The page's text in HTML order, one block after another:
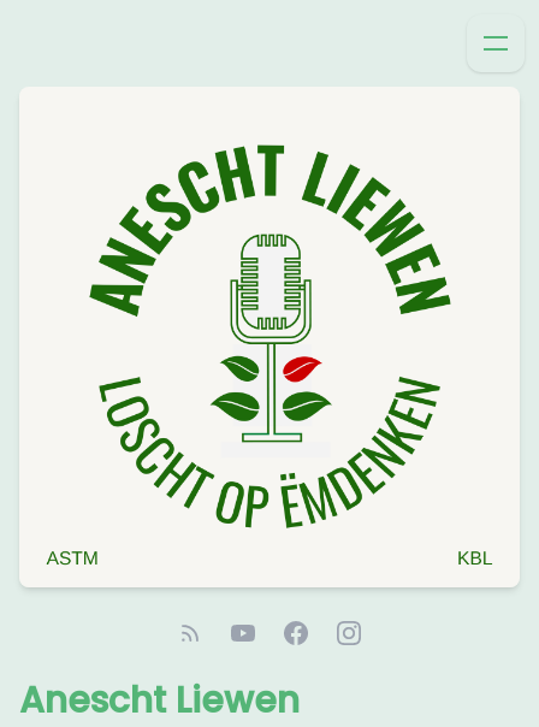
Anescht Liewen